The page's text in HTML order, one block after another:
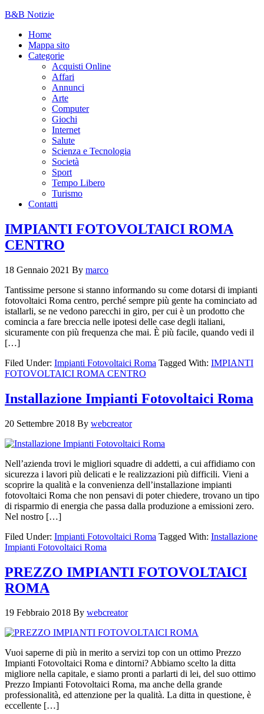
B&B Notizie
Home
Mappa sito
Categorie
Acquisti Online
Affari
Annunci
Arte
Computer
Giochi
Internet
Salute
Scienza e Tecnologia
Società
Sport
Tempo Libero
Turismo
Contatti
IMPIANTI FOTOVOLTAICI ROMA
CENTRO
18 Gennaio 2021 By marco
Tantissime persone si stanno informando su come dotarsi di impianti
fotovoltaici Roma centro, perché sempre più gente ha cominciato ad
istallarli, se ne vedono parecchi in giro, per cui è un prodotto che
comincia a fare breccia nelle ipotesi delle case degli italiani,
sicuramente con più frequenza che mai. È più facile, quando vedi il
[…]
Filed Under: Impianti Fotovoltaici Roma Tagged With: IMPIANTI
FOTOVOLTAICI ROMA CENTRO
Installazione Impianti Fotovoltaici Roma
20 Settembre 2018 By webcreator
Nell’azienda trovi le migliori squadre di addetti, a cui affidiamo con
sicurezza i lavori più delicati e le realizzazioni più difficili. Vieni a
scoprire la qualità e la convenienza dell’installazione impianti
fotovoltaici Roma che non pensavi di poter chiedere, trovano un tipo
di risparmio di energia che passa dalla produzione a emissioni zero.
Nel nostro […]
Filed Under: Impianti Fotovoltaici Roma Tagged With: Installazione
Impianti Fotovoltaici Roma
PREZZO IMPIANTI FOTOVOLTAICI
ROMA
19 Febbraio 2018 By webcreator
Vuoi saperne di più in merito a servizi top con un ottimo Prezzo
Impianti Fotovoltaici Roma e dintorni? Abbiamo scelto la ditta
migliore nella capitale, e siamo pronti a parlarti di lei, del suo ottimo
Prezzo Impianti Fotovoltaici Roma, ma anche della grande
professionalità, ed attenzione per la qualità. La ditta in questione, è
eccellente […]